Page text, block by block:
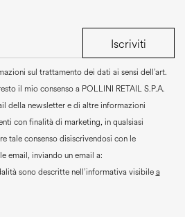
Iscriviti
sul trattamento dei dati ai sensi dell’art.
il mio consenso a POLLINI RETAIL S.P.A.
della newsletter e di altre informazioni
con finalità di marketing, in qualsiasi
tale consenso disiscrivendosi con le
email, inviando un email a:
sono descritte nell’informativa visibilea